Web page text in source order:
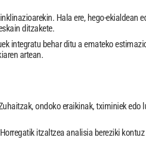
Hala ere, hego-ekialdean
ditzakete.
integratu behar ditu a emateko
artean.
ondoko eraikinak, tximiniek edo
itzaltzea analisia bereziki